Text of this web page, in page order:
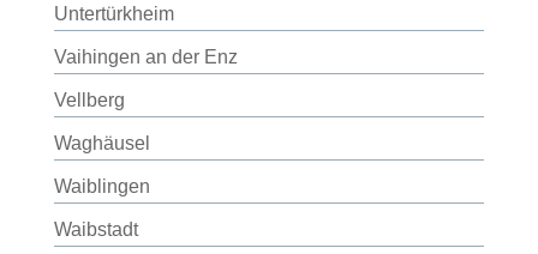
Untertürkheim
Vaihingen an der Enz
Vellberg
Waghäusel
Waiblingen
Waibstadt